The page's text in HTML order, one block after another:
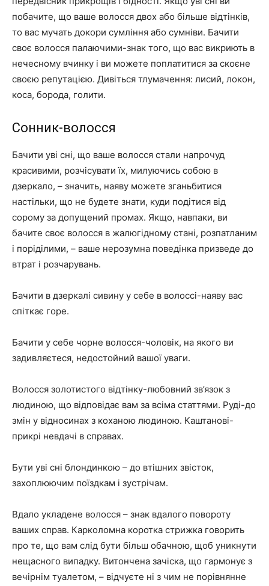
побачите, що ваше волосся двох або більше відтінків,
то вас мучать докори сумління або сумніви. Бачити
своє волосся палаючими-знак того, що вас викриють в
нечесному вчинку і ви можете поплатитися за скоєне
своєю репутацією. Дивіться тлумачення: лисий, локон,
коса, борода, голити.
Сонник-волосся
Бачити уві сні, що ваше волосся стали напрочуд
красивими, розчісувати їх, милуючись собою в
дзеркало, – значить, наяву можете зганьбитися
настільки, що не будете знати, куди подітися від
сорому за допущений промах. Якщо, навпаки, ви
бачите своє волосся в жалюгідному стані, розпатланим
і поріділими, – ваше нерозумна поведінка призведе до
втрат і розчарувань.
Бачити в дзеркалі сивину у себе в волоссі-наяву вас
спіткає горе.
Бачити у себе чорне волосся-чоловік, на якого ви
задивляєтеся, недостойний вашої уваги.
Волосся золотистого відтінку-любовний зв’язок з
людиною, що відповідає вам за всіма статтями. Руді-до
змін у відносинах з коханою людиною. Каштанові-
прикрі невдачі в справах.
Бути уві сні блондинкою – до втішних звісток,
захоплюючим поїздкам і зустрічам.
Вдало укладене волосся – знак вдалого повороту
ваших справ. Карколомна коротка стрижка говорить
про те, що вам слід бути більш обачною, щоб уникнути
нещасного випадку. Витончена зачіска, що гармонує з
вечірнім туалетом, – відчуєте ні з чим не порівнянне